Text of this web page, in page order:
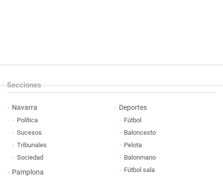
Secciones
Navarra
Política
Sucesos
Tribunales
Sociedad
Pamplona
Deportes
Fútbol
Baloncesto
Pelota
Balonmano
Fútbol sala